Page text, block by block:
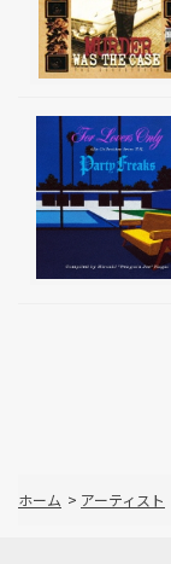
ホーム > アーティスト